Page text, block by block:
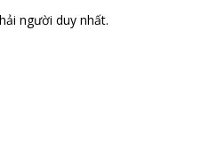
người duy nhất.